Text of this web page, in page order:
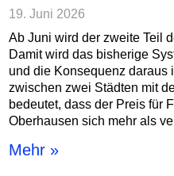
19. Juni 2026
Ab Juni wird der zweite Teil
Damit wird das bisherige
und die Konsequenz daraus
zwischen zwei Städten mit
bedeutet, dass der Preis für
Oberhausen sich mehr als
Mehr »